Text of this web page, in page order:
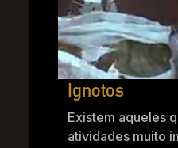
Ignotos
Existem aqueles
atividades muito